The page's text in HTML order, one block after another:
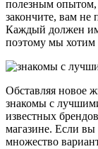
полезным опытом,
закончите, вам не
Каждый должен
поэтому мы хотим
Обставляя новое
знакомы с
известных
магазине. Если вы
множество